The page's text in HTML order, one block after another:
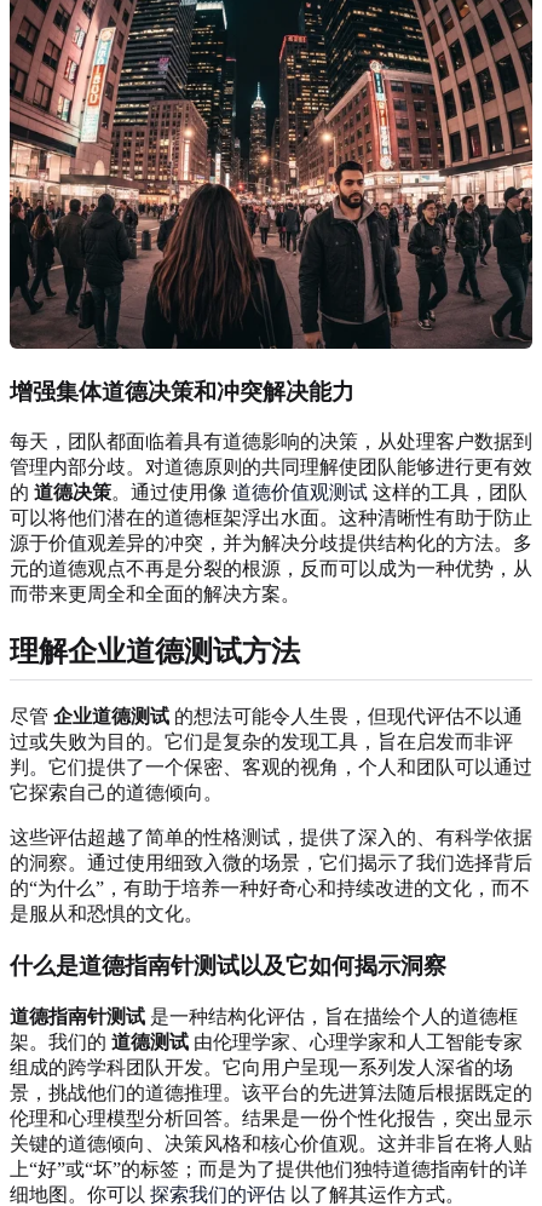
增强集体道德决策和冲突解决能力
每天，团队都面临着具有道德影响的决策，从处理客户数据到
管理内部分歧。对道德原则的共同理解使团队能够进行更有效
的 道德决策。通过使用像 道德价值观测试 这样的工具，团队
可以将他们潜在的道德框架浮出水面。这种清晰性有助于防止
源于价值观差异的冲突，并为解决分歧提供结构化的方法。多
元的道德观点不再是分裂的根源，反而可以成为一种优势，从
而带来更周全和全面的解决方案。
理解企业道德测试方法
尽管 企业道德测试 的想法可能令人生畏，但现代评估不以通
过或失败为目的。它们是复杂的发现工具，旨在启发而非评
判。它们提供了一个保密、客观的视角，个人和团队可以通过
它探索自己的道德倾向。
这些评估超越了简单的性格测试，提供了深入的、有科学依据
的洞察。通过使用细致入微的场景，它们揭示了我们选择背后
的“为什么”，有助于培养一种好奇心和持续改进的文化，而不
是服从和恐惧的文化。
什么是道德指南针测试以及它如何揭示洞察
道德指南针测试 是一种结构化评估，旨在描绘个人的道德框
架。我们的 道德测试 由伦理学家、心理学家和人工智能专家
组成的跨学科团队开发。它向用户呈现一系列发人深省的场
景，挑战他们的道德推理。该平台的先进算法随后根据既定的
伦理和心理模型分析回答。结果是一份个性化报告，突出显示
关键的道德倾向、决策风格和核心价值观。这并非旨在将人贴
上“好”或“坏”的标签；而是为了提供他们独特道德指南针的详
细地图。你可以 探索我们的评估 以了解其运作方式。